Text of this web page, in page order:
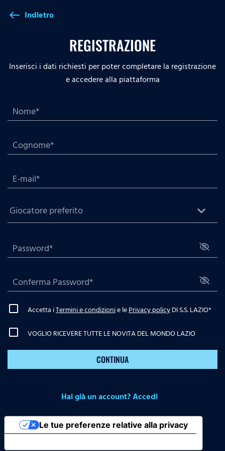
west Indietro
REGISTRAZIONE
Inserisci i dati richiesti per poter completare la registrazione
e accedere alla piattaforma
Accetta iTermini e condizionie lePrivacy policyDI S.S. LAZIO*
VOGLIO RICEVERE TUTTE LE NOVITA DEL MONDO LAZIO
CONTINUA
Hai già un account? Accedi
Le tue preferenze relative alla privacy